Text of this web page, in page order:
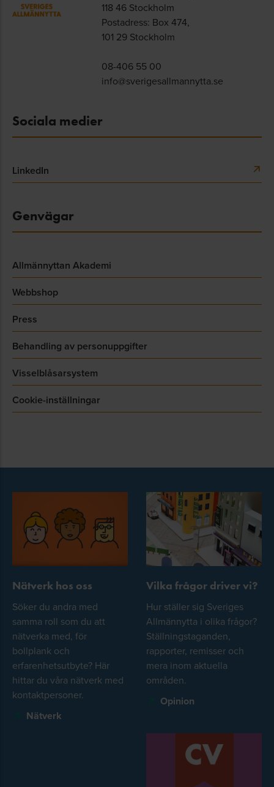
118 46 Stockholm
Postadress: Box 474,
101 29 Stockholm
08-406 55 00
info@sverigesallmannytta.se
Sociala medier
LinkedIn
Genvägar
Allmännyttan Akademi
Webbshop
Press
Behandling av personuppgifter
Visselblåsarsystem
Cookie-inställningar
Nätverk hos oss
Söker du andra med
samma roll som du att
nätverka med, för
bollplank och
erfarenhetsutbyte? Här
hittar du våra nätverk med
kontaktpersoner.
Nätverk
Vilka frågor driver vi?
Hur ställer sig Sveriges
Allmännytta i olika frågor?
Ställningstaganden,
rapporter, remisser och
mera inom aktuella
områden.
Opinion